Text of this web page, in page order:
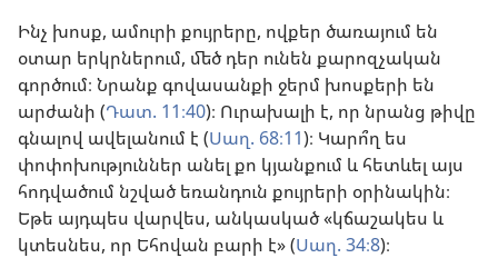
Ինչ խոսք, ամուրի քույրերը, ովքեր ծառայում են
օտար երկրներում, մեծ դեր ունեն քարոզչական
գործում։ Նրանք գովասանքի ջերմ խոսքերի են
արժանի (Դատ. 11։40)։ Ուրախալի է, որ նրանց թիվը
գնալով ավելանում է (Սաղ. 68։11)։ Կարո՞ղ ես
փոփոխություններ անել քո կյանքում և հետևել այս
հոդվածում նշված եռանդուն քույրերի օրինակին։
Եթե այդպես վարվես, անկասկած «կճաշակես և
կտեսնես, որ Եհովան բարի է» (Սաղ. 34։8)։